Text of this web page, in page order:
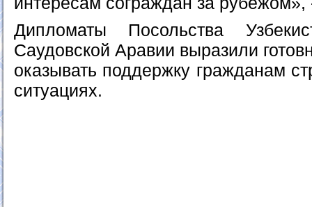
Дипломаты Посольства
Саудовской Аравии выразили
оказывать поддержку гражданам
ситуациях.